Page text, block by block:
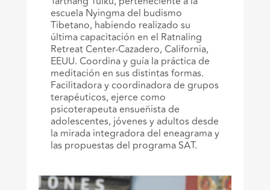
escuela Nyingma del budismo
Tibetano, habiendo realizado su
última capacitación en el Ratnaling
Retreat Center-Cazadero, California,
EEUU. Coordina y guía la práctica de
meditación en sus distintas formas.
Facilitadora y coordinadora de grupos
terapéuticos, ejerce como
psicoterapeuta ensueñista de
adolescentes, jóvenes y adultos desde
la mirada integradora del eneagrama y
las propuestas del programa SAT.